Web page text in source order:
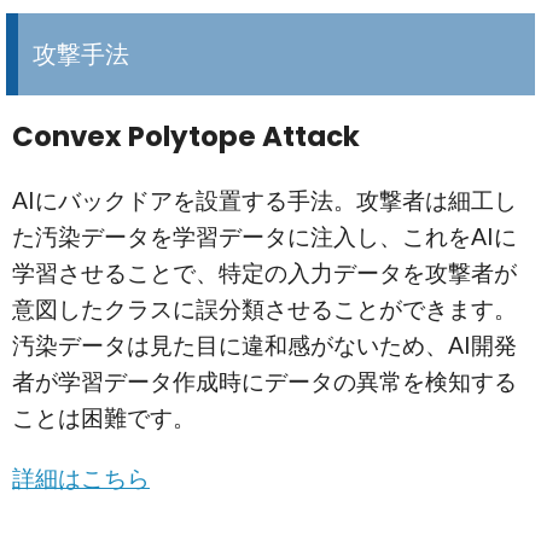
攻撃手法
Convex Polytope Attack
AIにバックドアを設置する手法。攻撃者は細工し
た汚染データを学習データに注入し、これをAIに
学習させることで、特定の入力データを攻撃者が
意図したクラスに誤分類させることができます。
汚染データは見た目に違和感がないため、AI開発
者が学習データ作成時にデータの異常を検知する
ことは困難です。
詳細はこちら